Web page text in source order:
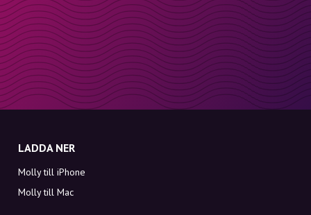
LADDA NER
Molly till iPhone
Molly till Mac